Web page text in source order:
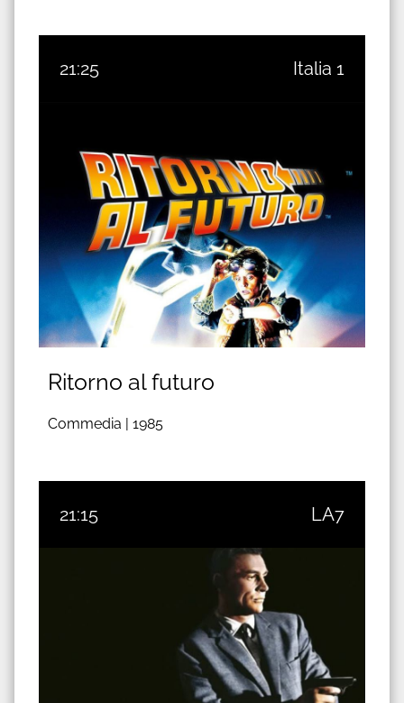
21:25 Italia 1
Ritorno al futuro
Commedia | 1985
21:15 LA7